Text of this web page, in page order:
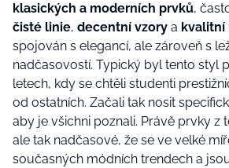
klasických a moderních prvků,
čisté linie, decentní vzory a kvalitní
spojován s elegancí, ale zároveň s
nadčasovostí. Typický byl tento styl
letech, kdy se chtěli studenti
od ostatních. Začali tak nosit
aby je všichni poznali. Právě prvky z
ale tak nadčasové, že se ve velké
současných módních trendech a